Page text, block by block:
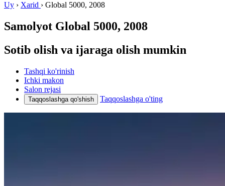
Uy › Xarid › Global 5000, 2008
Samolyot Global 5000, 2008
Sotib olish va ijaraga olish mumkin
Tashqi ko'rinish
Ichki makon
Salon rejasi
Taqqoslashga qo'shish Taqqoslashga o'ting